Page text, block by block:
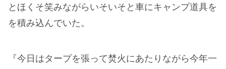
とほくそ笑みながらいそいそと車にキャンプ道具を
を積み込んでいた。
『今日はタープを張って焚火にあたりながら今年一